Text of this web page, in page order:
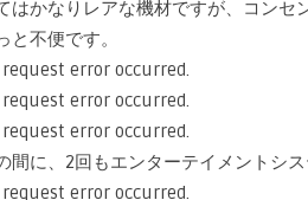
はかなりレアな機材ですが、コンセ
と不便です。
間に、2回もエンターテイメントシ